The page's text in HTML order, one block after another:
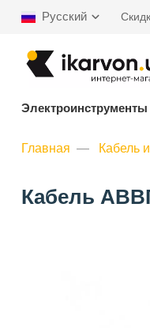
Русский
Электроинструменты
Главная Кабель
Кабель